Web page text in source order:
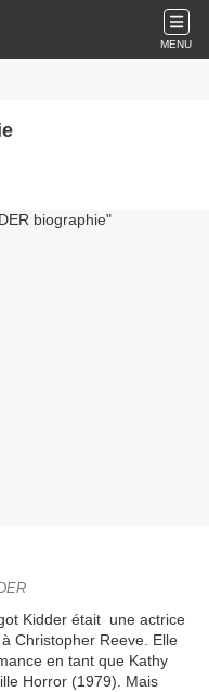
MENU
Kidder était une actrice
Christopher Reeve. Elle
en tant que Kathy
Horror (1979). Mais